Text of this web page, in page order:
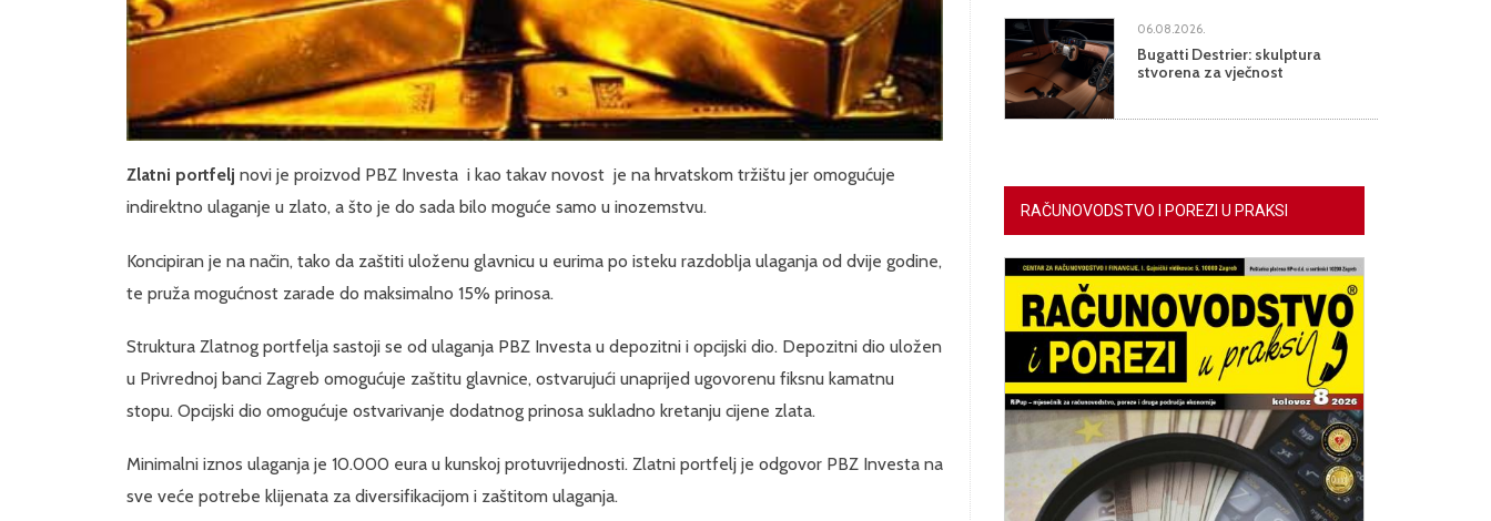
Zlatni portfelj novi je proizvod PBZ Investa i kao takav novost je na hrvatskom tržištu jer omogućuje
indirektno ulaganje u zlato, a što je do sada bilo moguće samo u inozemstvu.
Koncipiran je na način, tako da zaštiti uloženu glavnicu u eurima po isteku razdoblja ulaganja od dvije godine,
te pruža mogućnost zarade do maksimalno 15% prinosa.
Struktura Zlatnog portfelja sastoji se od ulaganja PBZ Investa u depozitni i opcijski dio. Depozitni dio uložen
u Privrednoj banci Zagreb omogućuje zaštitu glavnice, ostvarujući unaprijed ugovorenu fiksnu kamatnu
stopu. Opcijski dio omogućuje ostvarivanje dodatnog prinosa sukladno kretanju cijene zlata.
Minimalni iznos ulaganja je 10.000 eura u kunskoj protuvrijednosti. Zlatni portfelj je odgovor PBZ Investa na
sve veće potrebe klijenata za diversifikacijom i zaštitom ulaganja.
06.08.2026.
Bugatti Destrier: skulptura
stvorena za vječnost
RAČUNOVODSTVO I POREZI U PRAKSI